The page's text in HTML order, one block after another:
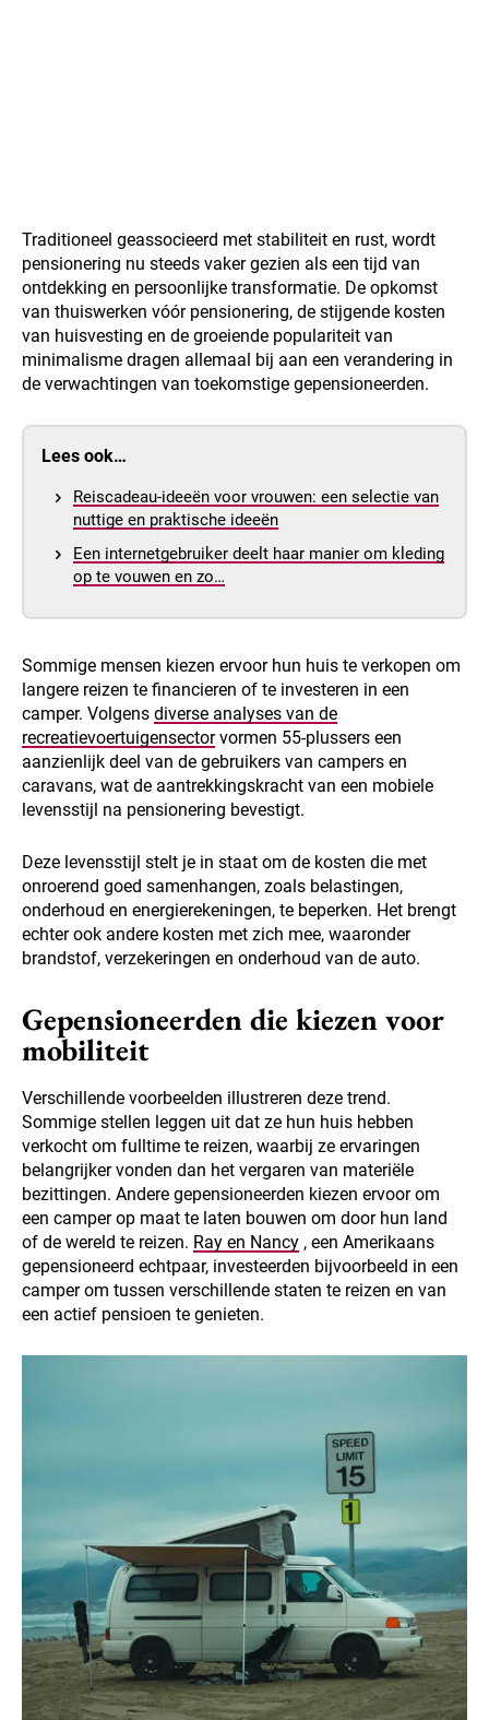
Traditioneel geassocieerd met stabiliteit en rust, wordt
pensionering nu steeds vaker gezien als een tijd van
ontdekking en persoonlijke transformatie. De opkomst
van thuiswerken vóór pensionering, de stijgende kosten
van huisvesting en de groeiende populariteit van
minimalisme dragen allemaal bij aan een verandering in
de verwachtingen van toekomstige gepensioneerden.
Lees ook…
Reiscadeau-ideeën voor vrouwen: een selectie van
nuttige en praktische ideeën
Een internetgebruiker deelt haar manier om kleding
op te vouwen en zo…
Sommige mensen kiezen ervoor hun huis te verkopen om
langere reizen te financieren of te investeren in een
camper. Volgens diverse analyses van de
recreatievoertuigensectorvormen 55-plussers een
aanzienlijk deel van de gebruikers van campers en
caravans, wat de aantrekkingskracht van een mobiele
levensstijl na pensionering bevestigt.
Deze levensstijl stelt je in staat om de kosten die met
onroerend goed samenhangen, zoals belastingen,
onderhoud en energierekeningen, te beperken. Het brengt
echter ook andere kosten met zich mee, waaronder
brandstof, verzekeringen en onderhoud van de auto.
Gepensioneerden die kiezen voor
mobiliteit
Verschillende voorbeelden illustreren deze trend.
Sommige stellen leggen uit dat ze hun huis hebben
verkocht om fulltime te reizen, waarbij ze ervaringen
belangrijker vonden dan het vergaren van materiële
bezittingen. Andere gepensioneerden kiezen ervoor om
een camper op maat te laten bouwen om door hun land
of de wereld te reizen. Ray en Nancy , een Amerikaans
gepensioneerd echtpaar, investeerden bijvoorbeeld in een
camper om tussen verschillende staten te reizen en van
een actief pensioen te genieten.